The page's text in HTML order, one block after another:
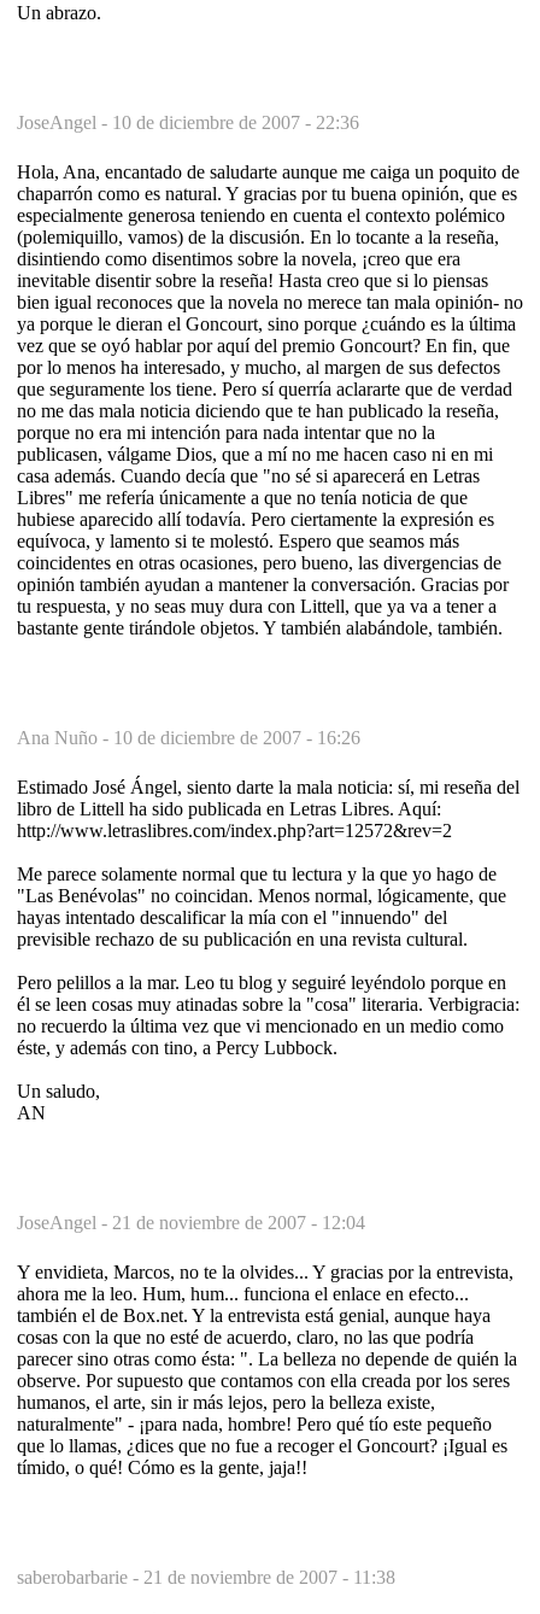
Un abrazo.
JoseAngel - 10 de diciembre de 2007 - 22:36
Hola, Ana, encantado de saludarte aunque me caiga un poquito de
chaparrón como es natural. Y gracias por tu buena opinión, que es
especialmente generosa teniendo en cuenta el contexto polémico
(polemiquillo, vamos) de la discusión. En lo tocante a la reseña,
disintiendo como disentimos sobre la novela, ¡creo que era
inevitable disentir sobre la reseña! Hasta creo que si lo piensas
bien igual reconoces que la novela no merece tan mala opinión- no
ya porque le dieran el Goncourt, sino porque ¿cuándo es la última
vez que se oyó hablar por aquí del premio Goncourt? En fin, que
por lo menos ha interesado, y mucho, al margen de sus defectos
que seguramente los tiene. Pero sí querría aclararte que de verdad
no me das mala noticia diciendo que te han publicado la reseña,
porque no era mi intención para nada intentar que no la
publicasen, válgame Dios, que a mí no me hacen caso ni en mi
casa además. Cuando decía que "no sé si aparecerá en Letras
Libres" me refería únicamente a que no tenía noticia de que
hubiese aparecido allí todavía. Pero ciertamente la expresión es
equívoca, y lamento si te molestó. Espero que seamos más
coincidentes en otras ocasiones, pero bueno, las divergencias de
opinión también ayudan a mantener la conversación. Gracias por
tu respuesta, y no seas muy dura con Littell, que ya va a tener a
bastante gente tirándole objetos. Y también alabándole, también.
Ana Nuño - 10 de diciembre de 2007 - 16:26
Estimado José Ángel, siento darte la mala noticia: sí, mi reseña del
libro de Littell ha sido publicada en Letras Libres. Aquí:
http://www.letraslibres.com/index.php?art=12572&rev=2
Me parece solamente normal que tu lectura y la que yo hago de
"Las Benévolas" no coincidan. Menos normal, lógicamente, que
hayas intentado descalificar la mía con el "innuendo" del
previsible rechazo de su publicación en una revista cultural.
Pero pelillos a la mar. Leo tu blog y seguiré leyéndolo porque en
él se leen cosas muy atinadas sobre la "cosa" literaria. Verbigracia:
no recuerdo la última vez que vi mencionado en un medio como
éste, y además con tino, a Percy Lubbock.
Un saludo,
AN
JoseAngel - 21 de noviembre de 2007 - 12:04
Y envidieta, Marcos, no te la olvides... Y gracias por la entrevista,
ahora me la leo. Hum, hum... funciona el enlace en efecto...
también el de Box.net. Y la entrevista está genial, aunque haya
cosas con la que no esté de acuerdo, claro, no las que podría
parecer sino otras como ésta: ". La belleza no depende de quién la
observe. Por supuesto que contamos con ella creada por los seres
humanos, el arte, sin ir más lejos, pero la belleza existe,
naturalmente" - ¡para nada, hombre! Pero qué tío este pequeño
que lo llamas, ¿dices que no fue a recoger el Goncourt? ¡Igual es
tímido, o qué! Cómo es la gente, jaja!!
saberobarbarie - 21 de noviembre de 2007 - 11:38